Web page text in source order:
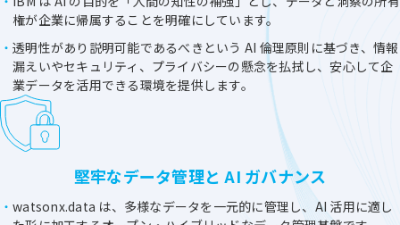
権が企業に帰属することを明確にしています。
透明性があり説明可能であるべきという AI 倫理原則に基づき、情報
漏えいやセキュリティ、プライバシーの懸念を払拭し、安心して企
業データを活用できる環境を提供します。
堅牢なデータ管理と AI ガバナンス
watsonx.data は、多様なデータを一元的に管理し、AI 活用に適し